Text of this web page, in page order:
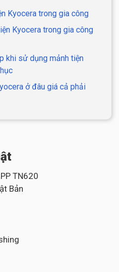
Kyocera trong gia công
Kyocera trong gia công
khi sử dụng mảnh tiện
ở đâu giá cả phải
TN620
Bản